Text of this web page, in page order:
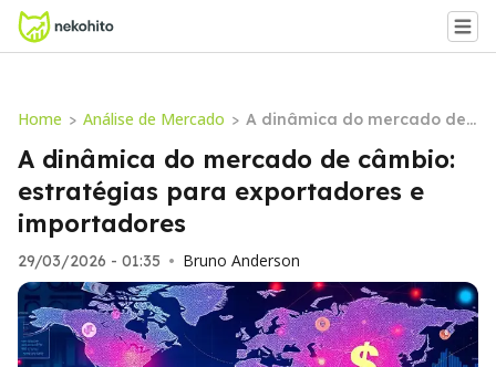
Home > Análise de Mercado > A dinâmica do mercado de
câmbio: estratégias para ex
portadores e importadores
A dinâmica do mercado de câmbio:
estratégias para exportadores e
importadores
29/03/2026 - 01:35 • Bruno Anderson